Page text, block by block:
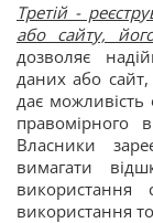
Третій -
або сайту,
дозволяє
даних або сайт,
дає
правомірного
Власники
вимагати
використання